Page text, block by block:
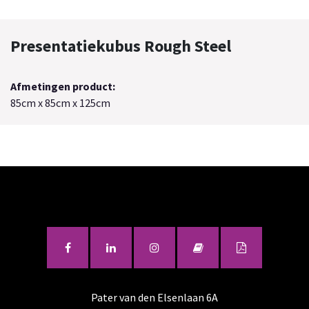
Presentatiekubus Rough Steel
Afmetingen product:
85cm x 85cm x 125cm
Pater van den Elsenlaan 6A